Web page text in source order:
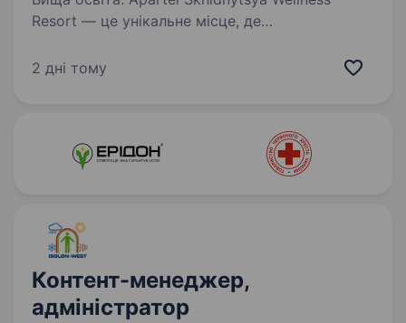
Resort — це унікальне місце, де
з найсучаснішими медичними та естетичними
2 дні тому
Контент-менеджер,
адміністратор